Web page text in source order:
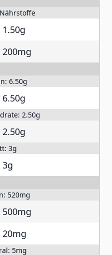
1.50g
200mg
6.50g
6.50g
2.50g
2.50g
3g
3g
520mg
500mg
20mg
5mg